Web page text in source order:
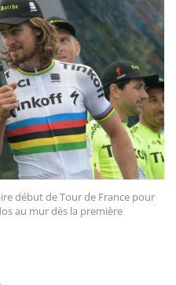
début de Tour de France pour
au mur dès la première